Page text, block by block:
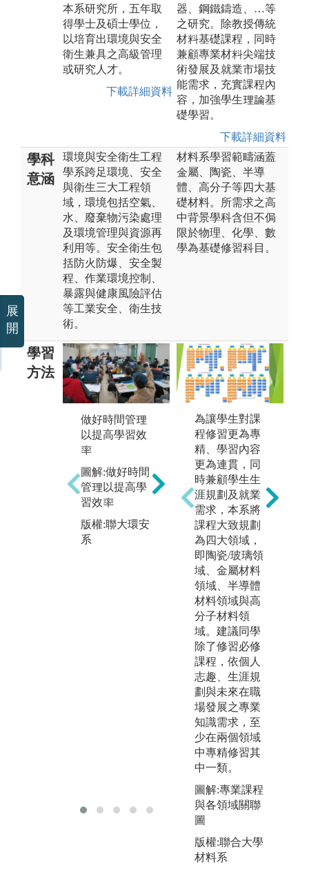
本系研究所，五年取
得學士及碩士學位，
以培育出環境與安全
衛生兼具之高級管理
或研究人才。
下載詳細資料
器、鋼鐵鑄造、…等
之研究。除教授傳統
材料基礎課程，同時
兼顧專業材料尖端技
術發展及就業市場技
能需求，充實課程內
容，加強學生理論基
礎學習。
下載詳細資料
學科
意涵
環境與安全衛生工程
學系跨足環境、安全
與衛生三大工程領
域，環境包括空氣、
水、廢棄物污染處理
及環境管理與資源再
利用等。安全衛生包
括防火防爆、安全製
程、作業環境控制、
暴露與健康風險評估
等工業安全、衛生技
術。
材料系學習範疇涵蓋
金屬、陶瓷、半導
體、高分子等四大基
礎材料。所需求之高
中背景學科含但不侷
限於物理、化學、數
學為基礎修習科目。
學習
方法
做好時間管理
以提高學習效
率
圖解:做好時間
管理以提高學
習效率
版權:聯大環安
系
熟習基礎學科
的學習
本系的基礎學
科包含數學、
化學、物理和
生物，熟悉基
礎學科及進入
本係後學習進
階學科，可應
用至空氣污染
防制、水處
理、廢棄物管
理等，能夠預
防或減少工作
場所事故的發
生和危害，並
且保障員工在
職場上的健
康。
圖解:學習與應
用
版權:聯大環安
系
為讓學生對課
程修習更為專
精、學習內容
更為連貫，同
時兼顧學生生
涯規劃及就業
需求，本系將
課程大致規劃
為四大領域，
即陶瓷/玻璃領
域、金屬材料
領域、半導體
材料領域與高
分子材料領
域。建議同學
除了修習必修
課程，依個人
志趣、生涯規
劃與未來在職
場發展之專業
知識需求，至
少在兩個領域
中專精修習其
中一類。
圖解:專業課程
與各領域關聯
圖
版權:聯合大學
材料系
展
開